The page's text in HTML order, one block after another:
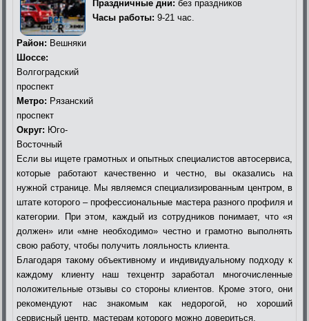
Праздничные дни: без праздников
Часы работы: 9-21 час.
Район: Вешняки
Шоссе:
Волгоградский
проспект
Метро: Рязанский
проспект
Округ: Юго-
Восточный
Если вы ищете грамотных и опытных специалистов автосервиса,
которые работают качественно и честно, вы оказались на
нужной странице. Мы являемся специализированным центром, в
штате которого – профессиональные мастера разного профиля и
категории. При этом, каждый из сотрудников понимает, что «я
должен» или «мне необходимо» честно и грамотно выполнять
свою работу, чтобы получить лояльность клиента.
Благодаря такому объективному и индивидуальному подходу к
каждому клиенту наш техцентр заработал многочисленные
положительные отзывы со стороны клиентов. Кроме этого, они
рекомендуют нас знакомым как недорогой, но хороший
сервисный центр, мастерам которого можно довериться.